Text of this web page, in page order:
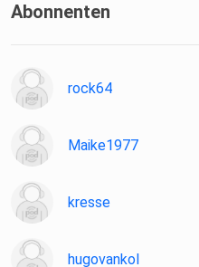
Abonnenten
rock64
Maike1977
kresse
hugovankol